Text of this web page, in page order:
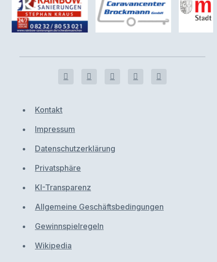
Kontakt
Impressum
Datenschutzerklärung
Privatsphäre
KI-Transparenz
Allgemeine Geschäftsbedingungen
Gewinnspielregeln
Wikipedia